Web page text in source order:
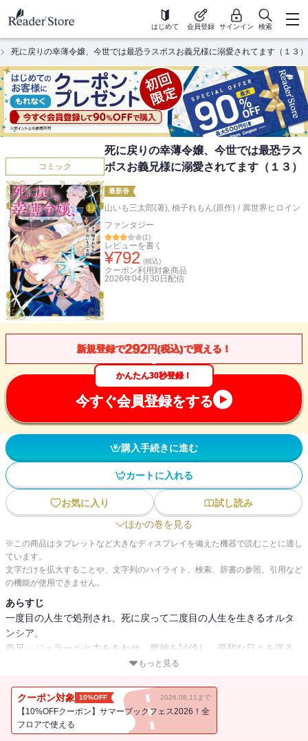
はじめて 会員登録 サインイン 検索
死に戻りの幸薄令嬢、今世では最恐ラスボスお義兄様に溺愛されてます（１３）
コミック
死に戻りの幸薄令嬢、今世では最恐ラス
ボスお義兄様に溺愛されてます（１３）
最新巻
山いも三太郎(著), 柚子れもん(原作) / 異世界ヒロイン
ファンタジー
(1)
レビューを書く
¥792 (税込)
クーポン利用対象商品
2026年04月30日 配信
新規登録で292円(税込)で買える！
かんたん30秒登録！
今すぐ会員登録をする
購入手続きに進む
カートに入れる
お気に入り
試し読み
ほかの巻を見る
※この商品はタブレットなど大きなディスプレイを備えた機器で読むことに適し
ています。
文字だけを拡大することや、文字列のハイライト、検索、辞書の参照、引用など
の機能が使用できません。
あらすじ
一度目の人生で処刑され、死に戻って二度目の人生を生きるオルタ
ンシア。
義兄・ジェラールと力をあわせ、魔神を討伐し、平和な日々を送る
に…。
それは、父・ヴェリテ公爵が死んでしまうという内容だった。
もっと見る
クーポン対象 10%OFF 2026.08.11まで
【10%OFFクーポン】サマーブックフェス2026！全
フロアで使える